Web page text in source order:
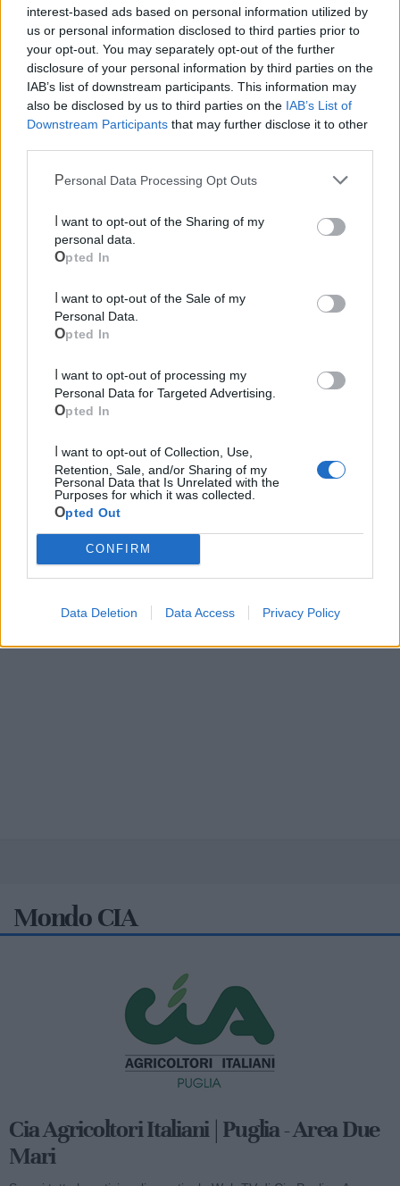
interest-based ads based on personal information utilized by
us or personal information disclosed to third parties prior to
your opt-out. You may separately opt-out of the further
disclosure of your personal information by third parties on the
IAB’s list of downstream participants. This information may
also be disclosed by us to third parties on the IAB’s List of
Downstream Participants that may further disclose it to other
Personal Data Processing Opt Outs
personal data.
Opted In
Personal Data.
Opted In
Personal Data for Targeted Advertising.
Opted In
Retention, Sale, and/or Sharing of my
Personal Data that Is Unrelated with the
Purposes for which it was collected.
Opted Out
CONFIRM
Data Deletion Data Access Privacy Policy
Le notizie del giorno sul tuo smartphone
Ricevi gratuitamente ogni giorno le notizie della tua
città direttamente sul tuo smartphone. Scarica Telegram
eclicca qui
Farmacia di turno
Ufficio Postale
Guardia Medica
Polizia Locale
LE INFO UTILI DI MOTTOLA
Mondo CIA
Cia Agricoltori Italiani | Puglia - Area Due
Mari